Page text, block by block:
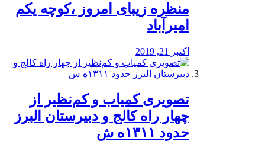
منظره‌‌ زیبای امروز ،کوچه یکم
امیرآباد
اکتبر 21, 2019
️تصویری کمیاب و کم‌نظیر از
چهار راه كالج و دبيرستان البرز
حدود ۱۳۱۱ه ش